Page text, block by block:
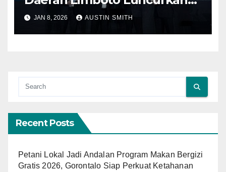
Produk Pembiayaan Syariah
Untuk Umkm!
JAN 8, 2026 AUSTIN SMITH
Recent Posts
Petani Lokal Jadi Andalan Program Makan Bergizi
Gratis 2026, Gorontalo Siap Perkuat Ketahanan